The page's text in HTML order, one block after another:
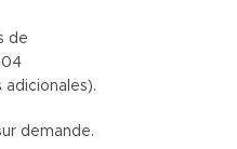
de
demande.